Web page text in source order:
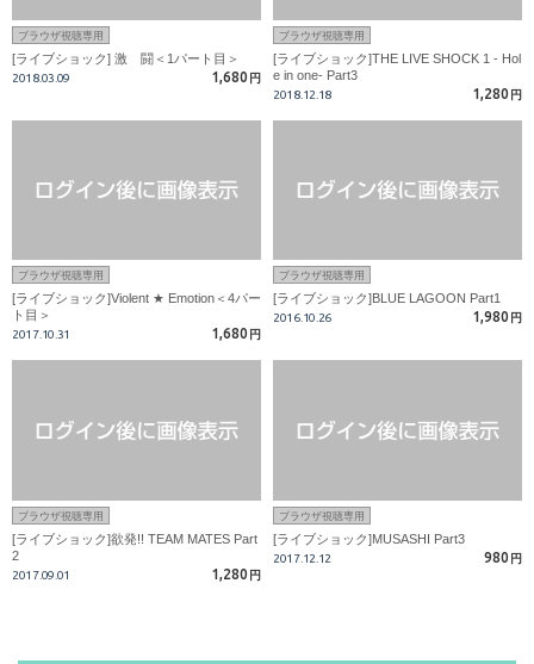
ブラウザ視聴専用
[ライブショック] 激 闘＜1パート目＞
2018.03.09 1,680 円
ブラウザ視聴専用
[ライブショック]THE LIVE SHOCK 1 - Hol
e in one- Part3
2018.12.18 1,280 円
ブラウザ視聴専用
[ライブショック]Violent ★ Emotion＜4パー
ト目＞
2017.10.31 1,680 円
ブラウザ視聴専用
[ライブショック]BLUE LAGOON Part1
2016.10.26 1,980 円
ブラウザ視聴専用
[ライブショック]欲発!! TEAM MATES Part
2
2017.09.01 1,280 円
ブラウザ視聴専用
[ライブショック]MUSASHI Part3
2017.12.12 980 円